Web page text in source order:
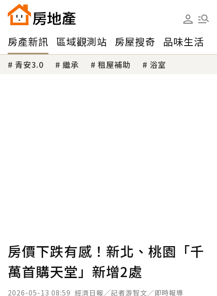
房產新訊 區域觀測站 房屋搜奇 品味生活
青安3.0 繼承 租屋補助 浴室
房價下跌有感！新北、桃園「千
萬首購天堂」新增2處
2026-05-13 08:59 經濟日報／記者游智文／即時報導